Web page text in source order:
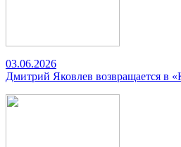
03.06.2026
Дмитрий Яковлев возвращается в